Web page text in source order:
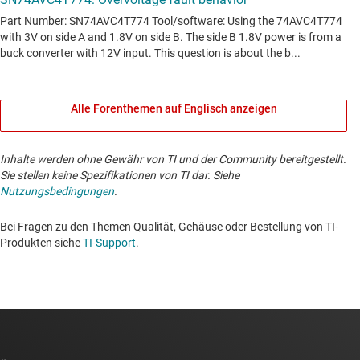
Alle Forenthemen auf Englisch anzeigen
Inhalte werden ohne Gewähr von TI und der Community bereitgestellt.
Sie stellen keine Spezifikationen von TI dar. Siehe
Nutzungsbedingungen.
Bei Fragen zu den Themen Qualität, Gehäuse oder Bestellung von TI-
Produkten sieheTI-Support. ​​​​​​​​​​​​​​